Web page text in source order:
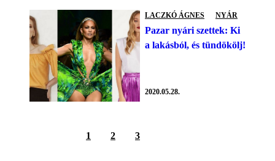
LACZKÓ ÁGNES NYÁR
Pazar nyári szettek: Ki
a lakásból, és tündökölj!
2020.05.28.
1 2 3